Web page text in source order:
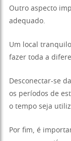
Outro aspecto
adequado.
Um local
fazer toda a
Desconectar-se
os períodos de
o tempo seja
Por fim, é